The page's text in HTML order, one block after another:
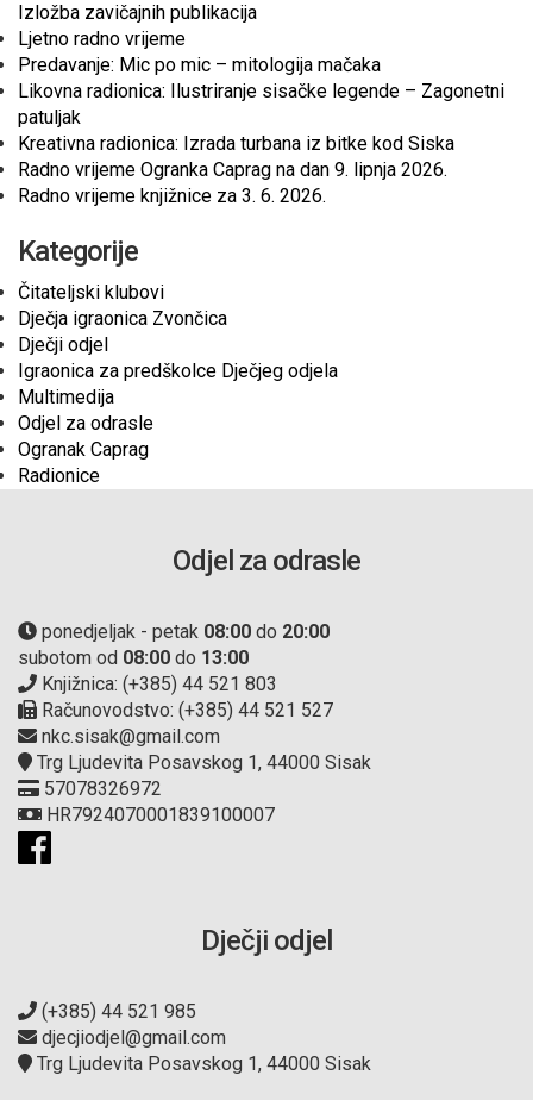
Izložba zavičajnih publikacija
Ljetno radno vrijeme
Predavanje: Mic po mic – mitologija mačaka
Likovna radionica: Ilustriranje sisačke legende – Zagonetni
patuljak
Kreativna radionica: Izrada turbana iz bitke kod Siska
Radno vrijeme Ogranka Caprag na dan 9. lipnja 2026.
Radno vrijeme knjižnice za 3. 6. 2026.
Kategorije
Čitateljski klubovi
Dječja igraonica Zvončica
Dječji odjel
Igraonica za predškolce Dječjeg odjela
Multimedija
Odjel za odrasle
Ogranak Caprag
Radionice
Odjel za odrasle
ponedjeljak - petak 08:00 do 20:00
subotom od 08:00 do 13:00
Knjižnica: (+385) 44 521 803
Računovodstvo: (+385) 44 521 527
nkc.sisak@gmail.com
Trg Ljudevita Posavskog 1, 44000 Sisak
57078326972
HR7924070001839100007
Dječji odjel
(+385) 44 521 985
djecjiodjel@gmail.com
Trg Ljudevita Posavskog 1, 44000 Sisak